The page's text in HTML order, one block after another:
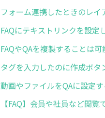
フォーム連携したときのレイ
FAQにテキストリンクを設定
FAQやQAを複製することは
タグを入力したのに作成ボタ
動画やファイルをQAに設定
【FAQ】会員や社員など閲